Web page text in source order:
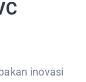
inovasi